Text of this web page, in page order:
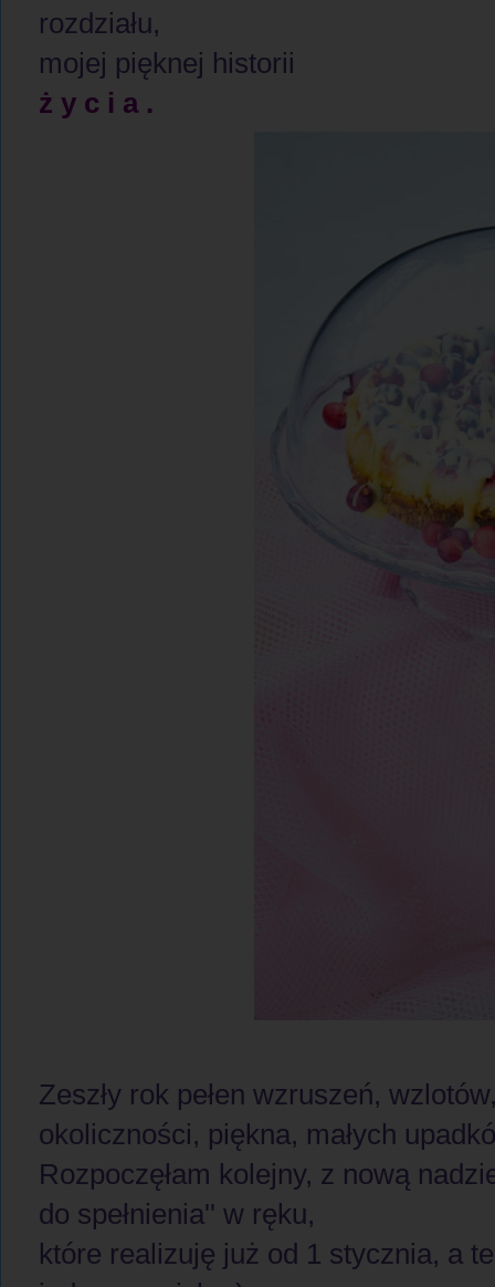
rozdziału,
mojej pięknej historii
ż y c i a .
Zeszły rok pełen wzruszeń,
okoliczności, piękna, małych
Rozpoczęłam kolejny, z nową
do spełnienia'' w ręku,
które realizuję już od 1 stycznia, a